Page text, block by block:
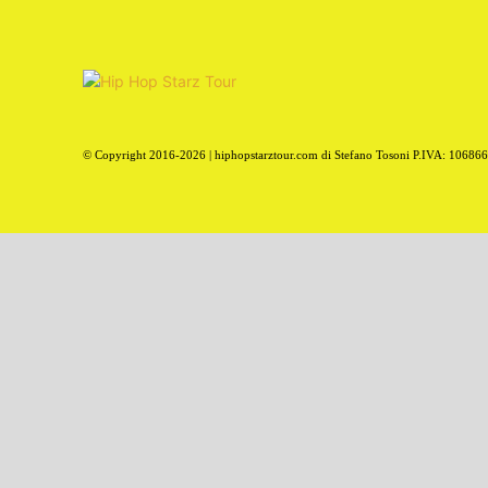
© Copyright 2016-2026 | hiphopstarztour.com di Stefano Tosoni P.IVA: